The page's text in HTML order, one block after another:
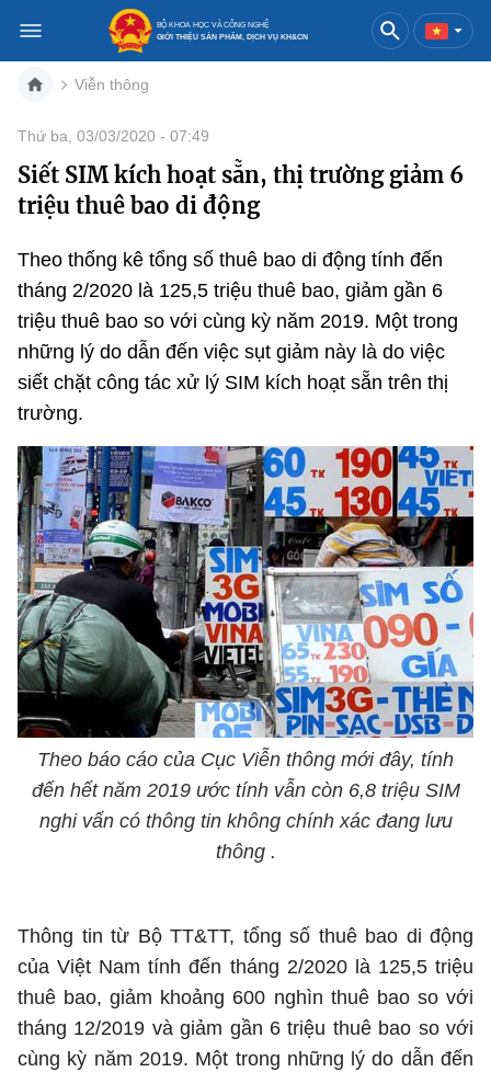
BỘ KHOA HỌC VÀ CÔNG NGHỆ
GIỚI THIỆU SẢN PHẨM, DỊCH VỤ KH&CN
Danh mục
Trang chủ
Khoa học và công nghệ
Sản phẩm
Dịch vụ
Báo in
Báo điện tử
Phát hành
Truyền hình
Đổi mới sáng tạo
Sản phẩm
Dịch vụ
Bưu chính
Sản phẩm
Dịch vụ
Bưu chính
Chuyển phát nhanh
Viễn thông
Sản phẩm
Dịch vụ
Phần cứng
Phần mềm
Tần số vô tuyến điện
Bảo mật
Công nghệ thông tin, Điện tử
Sản phẩm
Dịch vụ
Phần cứng
Phần mềm
Bảo mật
Lĩnh vực khác
Tư vấn
Hành chính
Bảng điện tử
Chọn ngôn ngữ
Việt Nam English
BỘ KHOA HỌC VÀ CÔNG NGHỆ
MINISTRY OF SCIENCE AND TECHNOLOGY
Hệ thống nội bộ
Sơ đồ trang
Cơ quan chủ quản: Bộ Khoa học và Công nghệ (MST)
Viễn thông
Thứ ba, 03/03/2020 - 07:49
Siết SIM kích hoạt sẵn, thị trường giảm 6
triệu thuê bao di động
Theo thống kê tổng số thuê bao di động tính đến
tháng 2/2020 là 125,5 triệu thuê bao, giảm gần 6
triệu thuê bao so với cùng kỳ năm 2019. Một trong
những lý do dẫn đến việc sụt giảm này là do việc
siết chặt công tác xử lý SIM kích hoạt sẵn trên thị
trường.
Theo báo cáo của Cục Viễn thông mới đây, tính
đến hết năm 2019 ước tính vẫn còn 6,8 triệu SIM
nghi vấn có thông tin không chính xác đang lưu
thông .
Thông tin từ Bộ TT&TT, tổng số thuê bao di động
của Việt Nam tính đến tháng 2/2020 là 125,5 triệu
thuê bao, giảm khoảng 600 nghìn thuê bao so với
tháng 12/2019 và giảm gần 6 triệu thuê bao so với
cùng kỳ năm 2019. Một trong những lý do dẫn đến